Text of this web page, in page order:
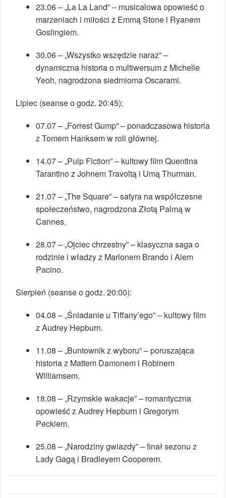
23.06 – „La La Land” – musicalowa opowieść o
marzeniach i miłości z Emmą Stone i Ryanem
Goslingiem.
30.06 – „Wszystko wszędzie naraz” –
dynamiczna historia o multiwersum z Michelle
Yeoh, nagrodzona siedmioma Oscarami.
Lipiec (seanse o godz. 20:45):
07.07 – „Forrest Gump” – ponadczasowa historia
z Tomem Hanksem w roli głównej.
14.07 – „Pulp Fiction” – kultowy film Quentina
Tarantino z Johnem Travoltą i Umą Thurman.
21.07 – „The Square” – satyra na współczesne
społeczeństwo, nagrodzona Złotą Palmą w
Cannes.
28.07 – „Ojciec chrzestny” – klasyczna saga o
rodzinie i władzy z Marlonem Brando i Alem
Pacino.
Sierpień (seanse o godz. 20:00):
04.08 – „Śniadanie u Tiffany’ego” – kultowy film
z Audrey Hepburn.
11.08 – „Buntownik z wyboru” – poruszająca
historia z Mattem Damonem i Robinem
Williamsem.
18.08 – „Rzymskie wakacje” – romantyczna
opowieść z Audrey Hepburn i Gregorym
Peckiem.
25.08 – „Narodziny gwiazdy” – finał sezonu z
Lady Gagą i Bradleyem Cooperem.